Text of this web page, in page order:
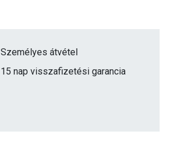
Személyes átvétel
15 nap visszafizetési garancia